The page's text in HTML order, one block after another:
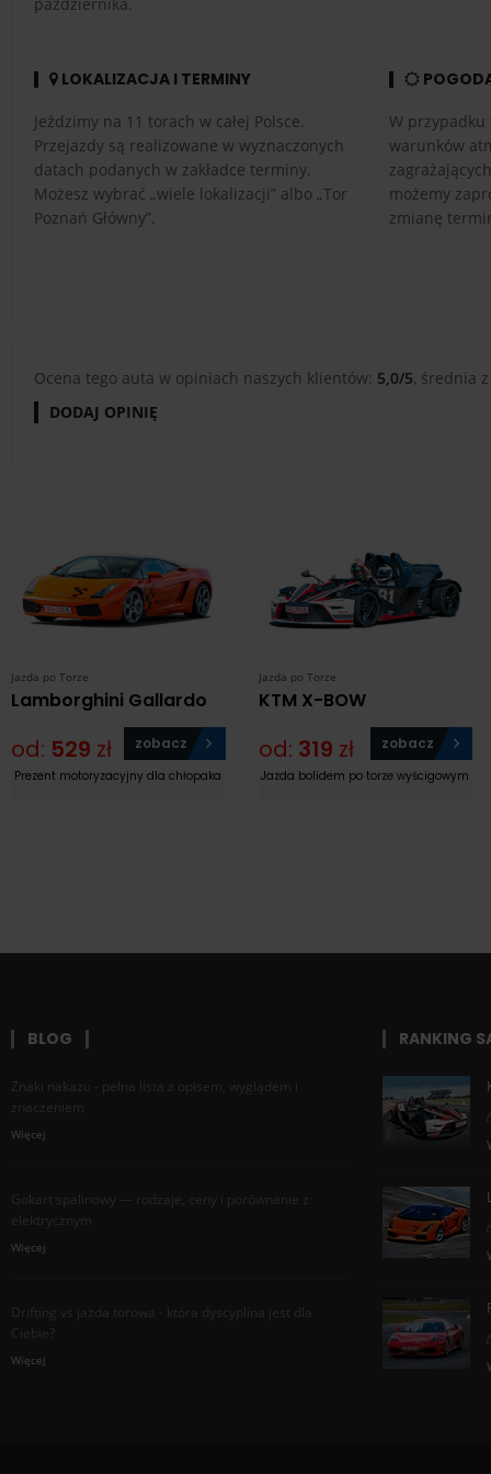
LOKALIZACJA I TERMINY
Jeździmy na 11 torach w całej Polsce.
Przejazdy są realizowane w wyznaczonych
datach podanych w zakładce terminy.
Możesz wybrać „wiele lokalizacji” albo „Tor
Poznań Główny”.
W
warunków
możemy
zmianę
Ocena tego auta w opiniach naszych klientów: 5,0/5, średnia
DODAJ OPINIĘ
Jazda po Torze
Lamborghini Gallardo
od: 529 zł zobacz
Prezent motoryzacyjny dla chłopaka
Jazda po Torze
KTM X-BOW
od: 319 zł zobacz
Jazda bolidem po torze wyścigowym
BLOG
Znaki nakazu - pełna lista z opisem, wyglądem i
znaczeniem
Więcej
Gokart spalinowy — rodzaje, ceny i porównanie z
elektrycznym
Więcej
Drifting vs jazda torowa - która dyscyplina jest dla
Ciebie?
Więcej
RANKING